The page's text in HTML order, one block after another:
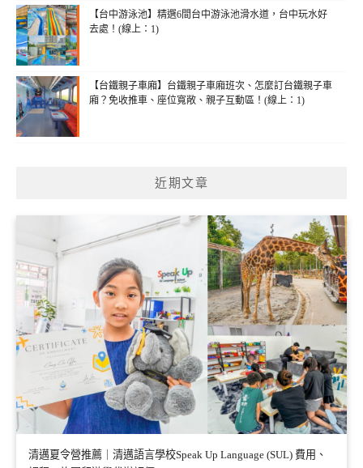
【台中游泳池】精選6間台中游泳池滑水道，台中玩水好
去處！(線上：1)
【台鐵親子車廂】台鐵親子車廂班次、怎麼訂台鐵親子車
廂？免收推車、座位寬敞、親子互動區！(線上：1)
近期文章
清邁夏令營推薦｜清邁語言學校Speak Up Language (SUL) 費用、